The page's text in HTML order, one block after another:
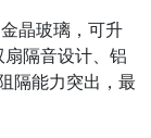
玻璃，可升
隔音设计、铝
隔能力突出，最